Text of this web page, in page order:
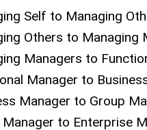
Self to Managing
Others to Managing
Managers to
Manager to
Manager to Group
to Enterprise